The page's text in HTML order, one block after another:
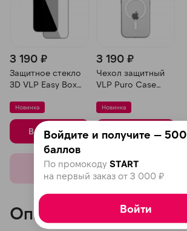
3 190 ₽
Защитное стекло
3D VLP Easy Box
Черная рамка
Новинка
В корзину
3 190 ₽
Чехол защитный
VLP Puro Case
iPhone 17 Pro,
Прозрачный
Новинка
В корзину
Показать еще
Описание
Войдите и получите — 500
баллов
По промокоду START
на первый заказ от 3 000 ₽
Войти